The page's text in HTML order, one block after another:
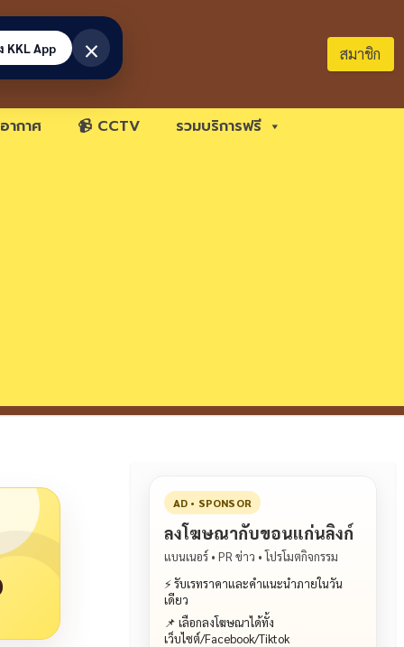
สมาชิก
ากาศ 📹 CCTV รวมบริการฟรี
AD • SPONSOR
ลงโฆษณากับขอนแก่นลิงก์
แบนเนอร์ • PR ข่าว • โปรโมตกิจกรรม
⚡ รับเรทราคาและคำแนะนำภายในวัน
เดียว
📌 เลือกลงโฆษณาได้ทั้ง
เว็บไซต์/Facebook/Tiktok
KKL App ×